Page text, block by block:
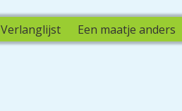
Verlanglijst Een maatje anders